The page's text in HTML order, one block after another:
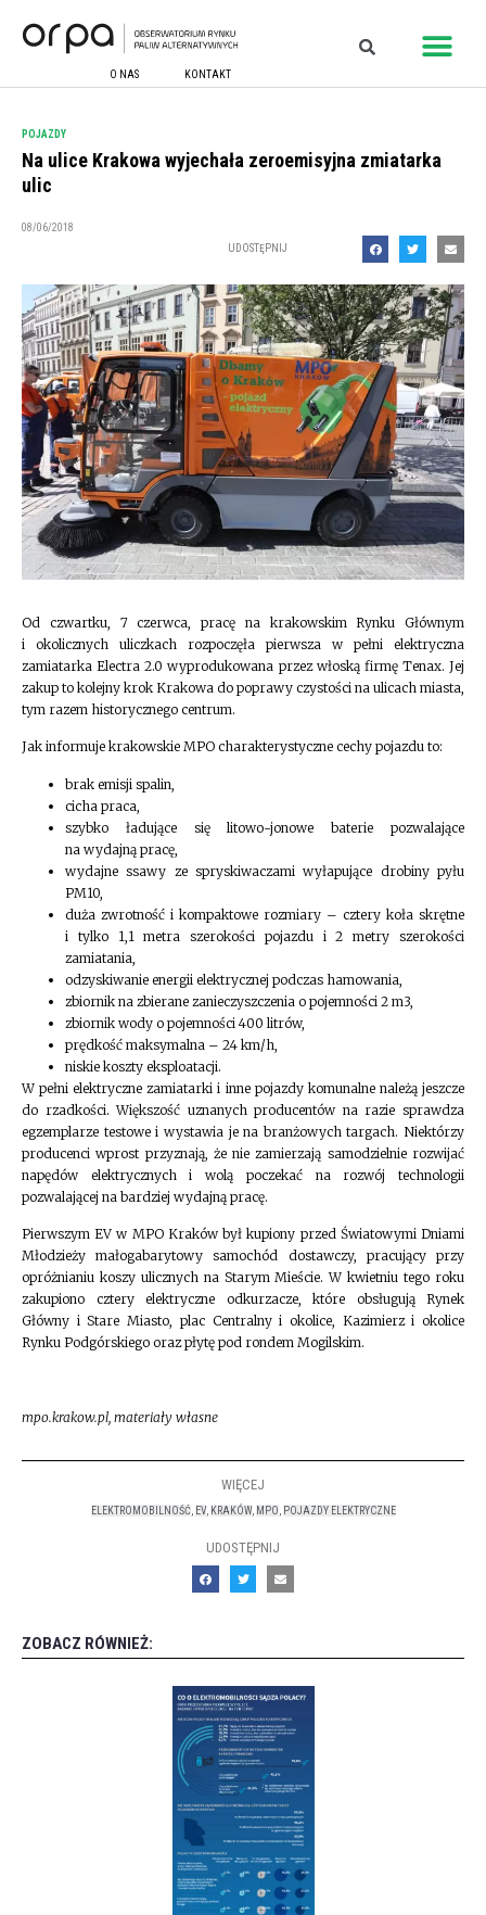
O NAS KONTAKT
POJAZDY
Na ulice Krakowa wyjechała zeroemisyjna zmiatarka
ulic
08/06/2018
UDOSTĘPNIJ
Od czwartku, 7 czerwca, pracę na krakowskim Rynku Głównym
i okolicznych uliczkach rozpoczęła pierwsza w pełni elektryczna
zamiatarka Electra 2.0 wyprodukowana przez włoską firmę Tenax. Jej
zakup to kolejny krok Krakowa do poprawy czystości na ulicach miasta,
tym razem historycznego centrum.
Jak informuje krakowskie MPO charakterystyczne cechy pojazdu to:
brak emisji spalin,
cicha praca,
szybko ładujące się litowo-jonowe baterie pozwalające
na wydajną pracę,
wydajne ssawy ze spryskiwaczami wyłapujące drobiny pyłu
PM10,
duża zwrotność i kompaktowe rozmiary – cztery koła skrętne
i tylko 1,1 metra szerokości pojazdu i 2 metry szerokości
zamiatania,
odzyskiwanie energii elektrycznej podczas hamowania,
zbiornik na zbierane zanieczyszczenia o pojemności 2 m3,
zbiornik wody o pojemności 400 litrów,
prędkość maksymalna – 24 km/h,
niskie koszty eksploatacji.
W pełni elektryczne zamiatarki i inne pojazdy komunalne należą jeszcze
do rzadkości. Większość uznanych producentów na razie sprawdza
egzemplarze testowe i wystawia je na branżowych targach. Niektórzy
producenci wprost przyznają, że nie zamierzają samodzielnie rozwijać
napędów elektrycznych i wolą poczekać na rozwój technologii
pozwalającej na bardziej wydajną pracę.
Pierwszym EV w MPO Kraków był kupiony przed Światowymi Dniami
Młodzieży małogabarytowy samochód dostawczy, pracujący przy
opróżnianiu koszy ulicznych na Starym Mieście. W kwietniu tego roku
zakupiono cztery elektryczne odkurzacze, które obsługują Rynek
Główny i Stare Miasto, plac Centralny i okolice, Kazimierz i okolice
Rynku Podgórskiego oraz płytę pod rondem Mogilskim.
mpo.krakow.pl, materiały własne
WIĘCEJ
ELEKTROMOBILNOŚĆ EV, KRAKÓW, MPO POJAZDY ELEKTRYCZNE
UDOSTĘPNIJ
ZOBACZ RÓWNIEŻ: